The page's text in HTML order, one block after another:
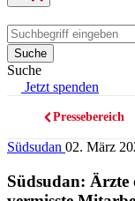
Suche
Jetzt spenden
Pfadnavigation
Pressebereich
Südsudan 02. März
Südsudan: Ärzte